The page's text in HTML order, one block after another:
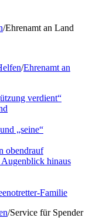
/Ehrenamt an Land
/Ehrenamt an
verdient“
„seine“
obendrauf
hinaus
Familie
/Service für Spender